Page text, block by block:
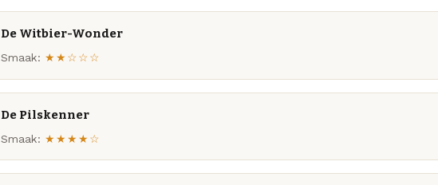
De Witbier-Wonder
Smaak: ★★☆☆☆
De Pilskenner
Smaak: ★★★★☆